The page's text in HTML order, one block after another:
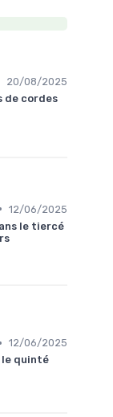
20/08/2025
de cordes
• 12/06/2025
le tiercé
• 12/06/2025
le quinté